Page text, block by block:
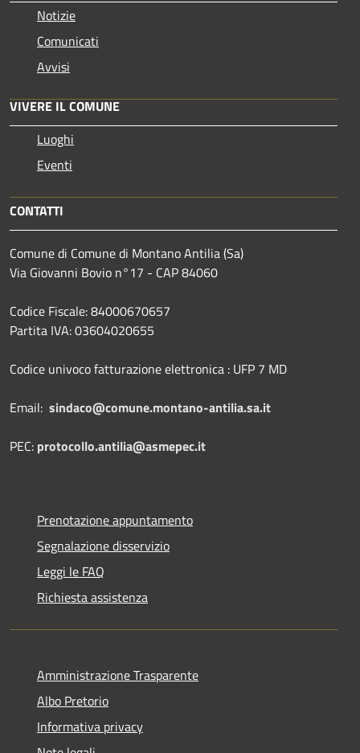
Notizie
Comunicati
Avvisi
VIVERE IL COMUNE
Luoghi
Eventi
CONTATTI
Comune di Comune di Montano Antilia (Sa)
Via Giovanni Bovio n°17 - CAP 84060
Codice Fiscale: 84000670657
Partita IVA: 03604020655
Codice univoco fatturazione elettronica : UFP 7 MD
Email: sindaco@comune.montano-antilia.sa.it
PEC: protocollo.antilia@asmepec.it
Prenotazione appuntamento
Segnalazione disservizio
Leggi le FAQ
Richiesta assistenza
Amministrazione Trasparente
Albo Pretorio
Informativa privacy